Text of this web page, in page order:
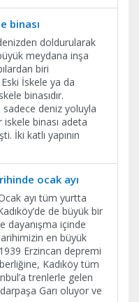
binası
doldurularak
meydana inşa
biri
İskele ya da
binasıdır.
sadece deniz yoluyla
iskele binası adeta
İki katlı yapının
ocak ayı
Ocak ayı tüm yurtta
de büyük bir
dayanışma içinde
en büyük
Erzincan depremi
Kadıköy tüm
trenlerle gelen
Garı oluyor ve